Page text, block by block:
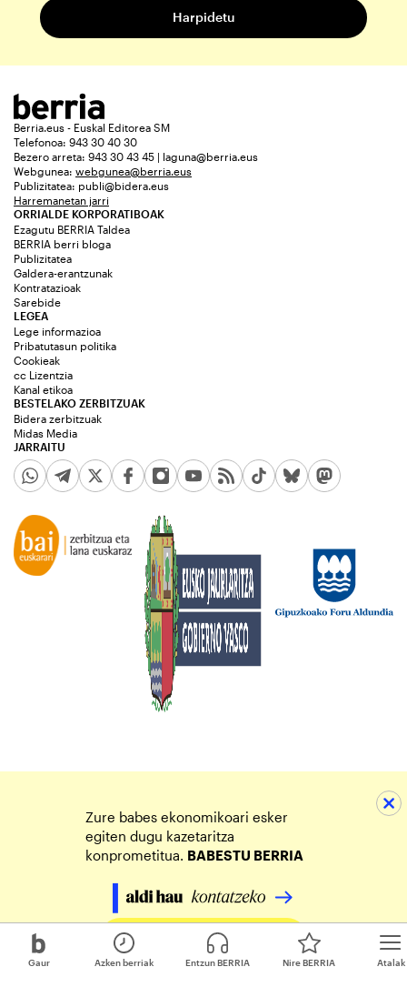
Gaur Atalak
Azken berriak Entzun BERRIA Nire BERRIA
Berria.eus - Euskal Editorea SM
Telefonoa: 943 30 40 30
Bezero arreta: 943 30 43 45 | laguna@berria.eus
Webgunea: webgunea@berria.eus
Publizitatea: publi@bidera.eus
Harremanetan jarri
ORRIALDE KORPORATIBOAK
Ezagutu BERRIA Taldea
BERRIA berri bloga
Publizitatea
Galdera-erantzunak
Kontratazioak
Sarebide
JARRAITU
LEGEA
Lege informazioa
Pribatutasun politika
Cookieak
cc Lizentzia
Kanal etikoa
BESTELAKO ZERBITZUAK
Bidera zerbitzuak
Midas Media
Zure babes ekonomikoari esker
egiten dugu kazetaritza
konprometitua. BABESTU BERRIA
Egin zure ekarpena